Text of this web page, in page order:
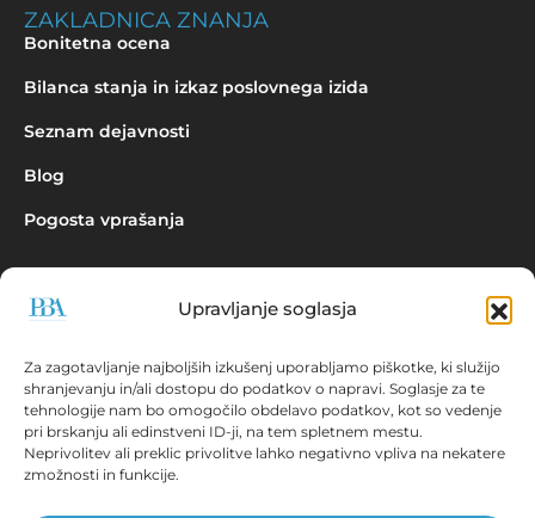
Upravljanje soglasja
Za zagotavljanje najboljših izkušenj uporabljamo piškotke, ki služijo
shranjevanju in/ali dostopu do podatkov o napravi. Soglasje za te
tehnologije nam bo omogočilo obdelavo podatkov, kot so vedenje
pri brskanju ali edinstveni ID-ji, na tem spletnem mestu.
Neprivolitev ali preklic privolitve lahko negativno vpliva na nekatere
zmožnosti in funkcije.
ZAKLADNICA ZNANJA
Bonitetna ocena
Bilanca stanja in izkaz poslovnega izida
Seznam dejavnosti
Blog
Pogosta vprašanja
Povpraševanje
dostopni!